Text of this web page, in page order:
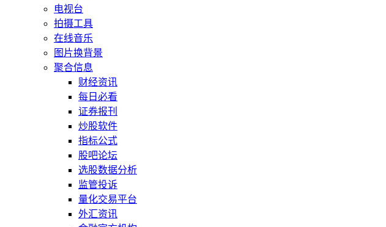
电视台
拍摄工具
在线音乐
图片换背景
聚合信息
财经资讯
每日必看
证券报刊
炒股软件
指标公式
股吧论坛
选股数据分析
监管投诉
量化交易平台
外汇资讯